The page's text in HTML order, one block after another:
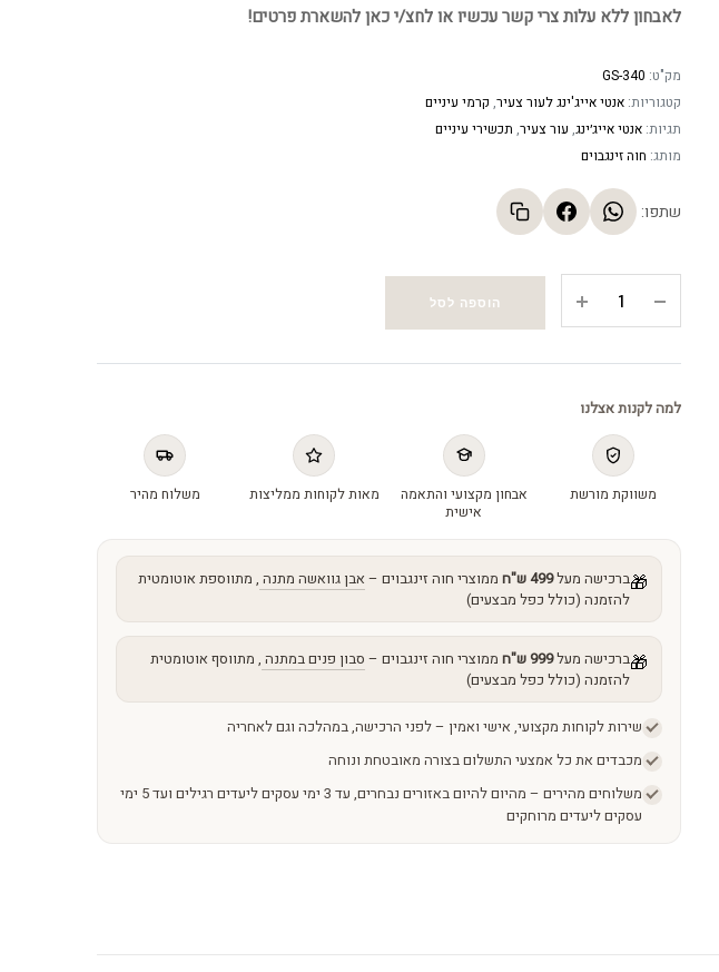
לאבחון ללא עלות צרי קשר עכשיו או לחצ/י כאן להשארת פרטים!
מק"ט: GS-340
קטגוריות: אנטי אייג'ינג לעור צעיר, קרמי עיניים
תגיות: אנטי אייג׳ינג, עור צעיר, תכשירי עיניים
מותג: חוה זינגבוים
שתפו:
קונטרול
עיניים
Line
control
eye
cream
הוספה לסל
למה לקנות אצלנו
משווקת מורשת
אבחון מקצועי והתאמה
אישית
מאות לקוחות ממליצות משלוח מהיר
🎁ברכישה מעל499 ש"ח ממוצרי חוה זינגבוים – אבן גוואשה מתנה , מתווספת אוטומטית
להזמנה (כולל כפל מבצעים)
🎁ברכישה מעל999 ש"ח ממוצרי חוה זינגבוים – סבון פנים במתנה , מתווסף אוטומטית
להזמנה (כולל כפל מבצעים)
שירות לקוחות מקצועי, אישי ואמין – לפני הרכישה, במהלכה וגם לאחריה
מכבדים את כל אמצעי התשלום בצורה מאובטחת ונוחה
משלוחים מהירים – מהיום להיום באזורים נבחרים, עד 3 ימי עסקים ליעדים רגילים ועד 5 ימי
עסקים ליעדים מרוחקים